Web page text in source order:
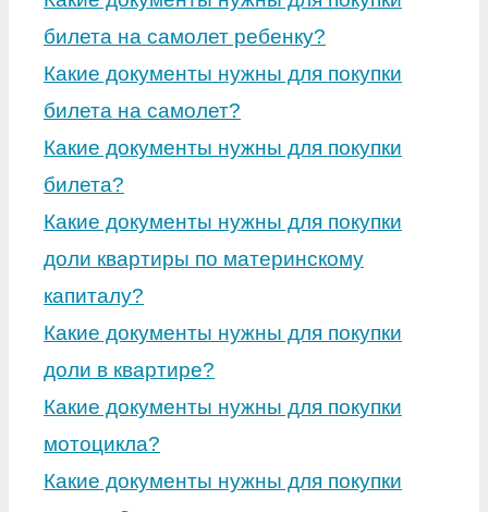
билета на самолет ребенку?
Какие документы нужны для покупки
билета на самолет?
Какие документы нужны для покупки
билета?
Какие документы нужны для покупки
доли квартиры по материнскому
капиталу?
Какие документы нужны для покупки
доли в квартире?
Какие документы нужны для покупки
мотоцикла?
Какие документы нужны для покупки